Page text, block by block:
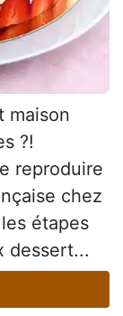
maison
?!
reproduire
chez
étapes
dessert...